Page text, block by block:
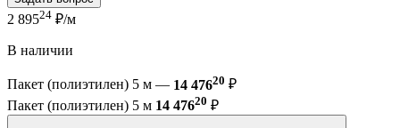
2 89524 ₽/м
В наличии
Пакет (полиэтилен) 5 м — 14 47620 ₽
Пакет (полиэтилен) 5 м 14 47620 ₽